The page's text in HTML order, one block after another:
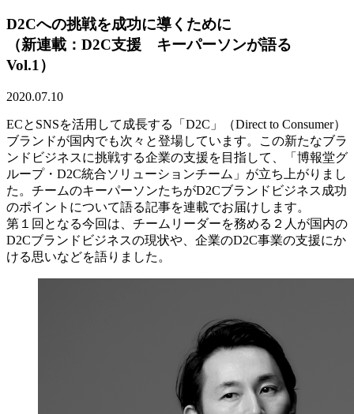
D2Cへの挑戦を成功に導くために
（新連載：D2C支援 キーパーソンが語る
Vol.1）
2020.07.10
ECとSNSを活用して成長する「D2C」（Direct to Consumer）
ブランドが国内でも次々と登場しています。この新たなブラ
ンドビジネスに挑戦する企業の支援を目指して、「博報堂グ
ループ・D2C統合ソリューションチーム」が立ち上がりまし
た。チームのキーパーソンたちがD2Cブランドビジネス成功
のポイントについて語る記事を連載でお届けします。
第１回となる今回は、チームリーダーを務める２人が国内の
D2Cブランドビジネスの現状や、企業のD2C事業の支援にか
ける思いなどを語りました。